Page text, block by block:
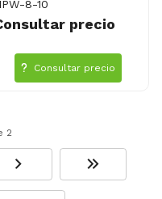
8-10
precio
Consultar precio
2